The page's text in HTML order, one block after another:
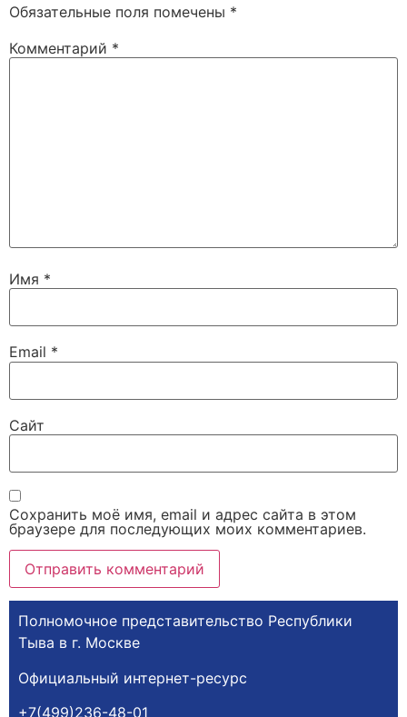
Обязательные поля помечены *
Комментарий *
Имя *
Email *
Сайт
Сохранить моё имя, email и адрес сайта в этом
браузере для последующих моих комментариев.
Полномочное представительство Республики
Тыва в г. Москве
Официальный интернет-ресурс
+7(499)236-48-01